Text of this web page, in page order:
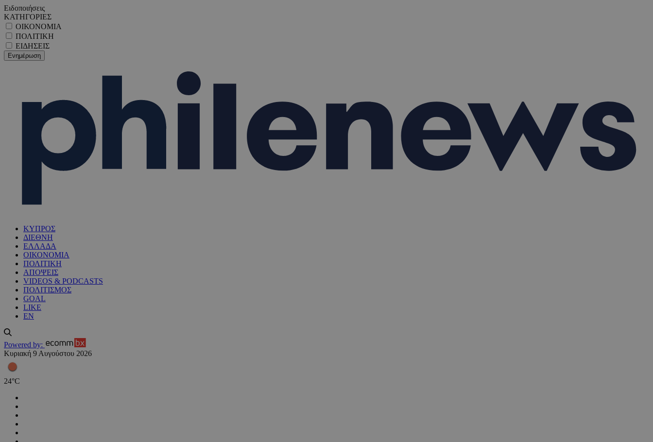
Ειδοποιήσεις
ΚΑΤΗΓΟΡΙΕΣ
ΟΙΚΟΝΟΜΙΑ
ΠΟΛΙΤΙΚΗ
ΕΙΔΗΣΕΙΣ
ΚΥΠΡΟΣ
ΔΙΕΘΝΗ
ΕΛΛΑΔΑ
ΟΙΚΟΝΟΜΙΑ
ΠΟΛΙΤΙΚΗ
ΑΠΟΨΕΙΣ
VIDEOS & PODCASTS
ΠΟΛΙΤΙΣΜΟΣ
GOAL
LIKE
EN
Powered by:
Κυριακή 9 Αυγούστου 2026
24°C